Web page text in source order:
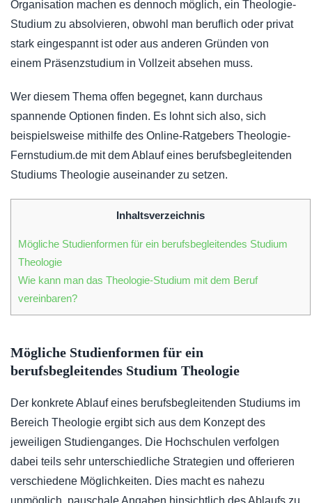
Organisation machen es dennoch möglich, ein Theologie-
Studium zu absolvieren, obwohl man beruflich oder privat
stark eingespannt ist oder aus anderen Gründen von
einem Präsenzstudium in Vollzeit absehen muss.
Wer diesem Thema offen begegnet, kann durchaus
spannende Optionen finden. Es lohnt sich also, sich
beispielsweise mithilfe des Online-Ratgebers Theologie-
Fernstudium.de mit dem Ablauf eines berufsbegleitenden
Studiums Theologie auseinander zu setzen.
Inhaltsverzeichnis
Mögliche Studienformen für ein berufsbegleitendes Studium
Theologie
Wie kann man das Theologie-Studium mit dem Beruf
vereinbaren?
Mögliche Studienformen für ein
berufsbegleitendes Studium Theologie
Der konkrete Ablauf eines berufsbegleitenden Studiums im
Bereich Theologie ergibt sich aus dem Konzept des
jeweiligen Studienganges. Die Hochschulen verfolgen
dabei teils sehr unterschiedliche Strategien und offerieren
verschiedene Möglichkeiten. Dies macht es nahezu
unmöglich, pauschale Angaben hinsichtlich des Ablaufs zu